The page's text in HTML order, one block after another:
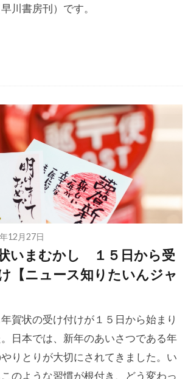
川書房刊）です。
12月27日
いまむかし １５日から受
【ニュース知りたいんジャ
賀状の受け付けが１５日から始まり
。日本では、新年のあいさつである年
りとりが大切にされてきました。い
のような習慣が根付き、どう変わっ